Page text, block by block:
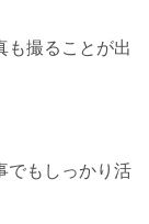
も撮ることが出
でもしっかり活